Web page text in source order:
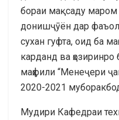
бораи мақсаду маром
донишҷӯён дар
сухан гуфта, оид ба
карданд ва ҳозиринро
маҳфили “Менеҷери
2020-2021
Мудири Кафедраи